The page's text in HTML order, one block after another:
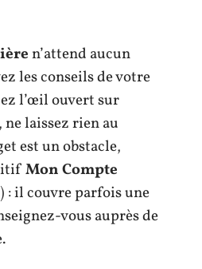
n’attend aucun
les conseils de votre
l’œil ouvert sur
laissez rien au
est un obstacle,
Mon Compte
: il couvre parfois une
vous auprès de